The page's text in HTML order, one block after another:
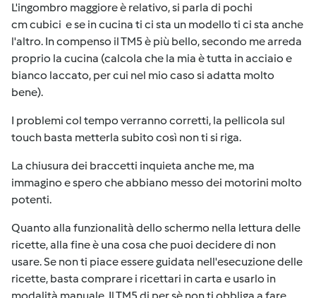
L'ingombro maggiore è relativo, si parla di pochi
cm cubici e se in cucina ti ci sta un modello ti ci sta anche
l'altro. In compenso il TM5 è più bello, secondo me arreda
proprio la cucina (calcola che la mia è tutta in acciaio e
bianco laccato, per cui nel mio caso si adatta molto
bene).
I problemi col tempo verranno corretti, la pellicola sul
touch basta metterla subito così non ti si riga.
La chiusura dei braccetti inquieta anche me, ma
immagino e spero che abbiano messo dei motorini molto
potenti.
Quanto alla funzionalità dello schermo nella lettura delle
ricette, alla fine è una cosa che puoi decidere di non
usare. Se non ti piace essere guidata nell'esecuzione delle
ricette, basta comprare i ricettari in carta e usarlo in